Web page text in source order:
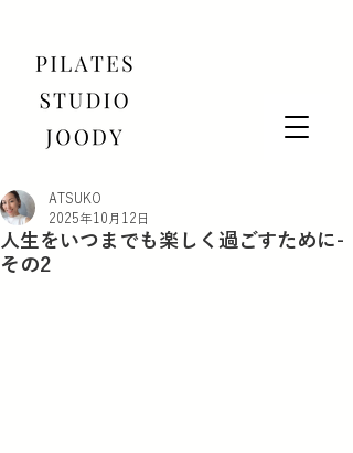
人生をいつまでも楽しく過ごすために-
その2
ATSUKO
2025年10月12日